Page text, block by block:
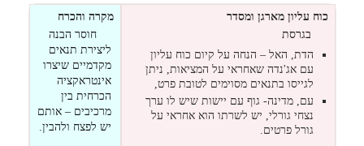
כוח עליון מארגן ומסדר
בגרסת
הדת, האל – הנחה על קיום כוח עליון
עם אג'נדה שאחראי על המציאות, ניתן
לגייסו בתנאים מסוימים לטובת פרט,
עם, מדינה- גוף עם יישות שיש לו ערך
נצחי גורלי, יש לשרתו הוא אחראי על
גורל פרטים.
מקרה והכרח
חוסר הבנה
ליצירת תנאים
מקדמיים שיצרו
אינטראקציה
הכרחית בין
מרכיבים – אותם
יש לפצח ולהבין.